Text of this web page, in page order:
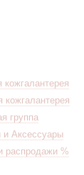
кожгалантерея
кожгалантерея
группа
и Аксессуары
распродажи %